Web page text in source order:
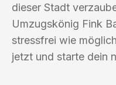
dieser Stadt
Umzugskönig Fink
stressfrei wie
jetzt und starte dein